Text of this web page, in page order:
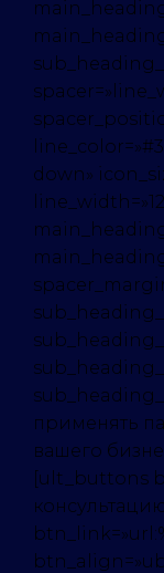
down»
применять
вашего
[ult_buttons